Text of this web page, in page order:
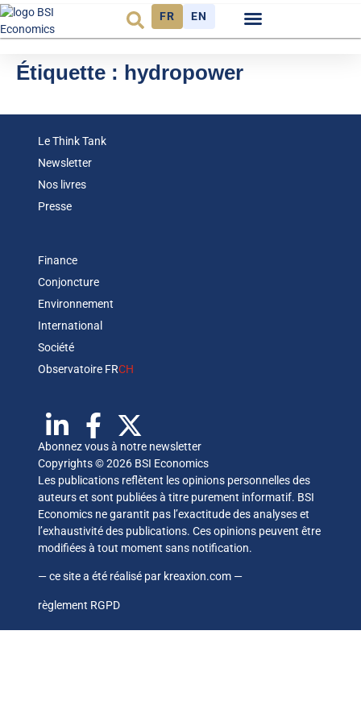
FR EN
Étiquette : hydropower
Le Think Tank
Newsletter
Nos livres
Presse
Finance
Conjoncture
Environnement
International
Société
Observatoire FRCH
Abonnez vous à notre newsletter
Copyrights © 2026 BSI Economics
Les publications reflètent les opinions personnelles des
auteurs et sont publiées à titre purement informatif. BSI
Economics ne garantit pas l’exactitude des analyses et
l’exhaustivité des publications. Ces opinions peuvent être
modifiées à tout moment sans notification.
— ce site a été réalisé par kreaxion.com —
règlement RGPD